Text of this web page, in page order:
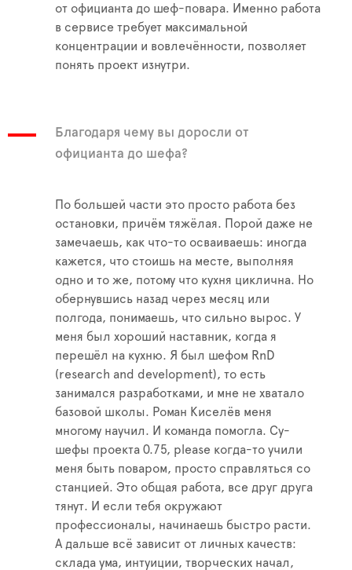
от официанта до шеф-повара. Именно работа
в сервисе требует максимальной
концентрации и вовлечённости, позволяет
понять проект изнутри.
Благодаря чему вы доросли от
официанта до шефа?
По большей части это просто работа без
остановки, причём тяжёлая. Порой даже не
замечаешь, как что-то осваиваешь: иногда
кажется, что стоишь на месте, выполняя
одно и то же, потому что кухня циклична. Но
обернувшись назад через месяц или
полгода, понимаешь, что сильно вырос. У
меня был хороший наставник, когда я
перешёл на кухню. Я был шефом RnD
(research and development), то есть
занимался разработками, и мне не хватало
базовой школы. Роман Киселёв меня
многому научил. И команда помогла. Су-
шефы проекта 0.75, please когда-то учили
меня быть поваром, просто справляться со
станцией. Это общая работа, все друг друга
тянут. И если тебя окружают
профессионалы, начинаешь быстро расти.
А дальше всё зависит от личных качеств:
склада ума, интуиции, творческих начал,